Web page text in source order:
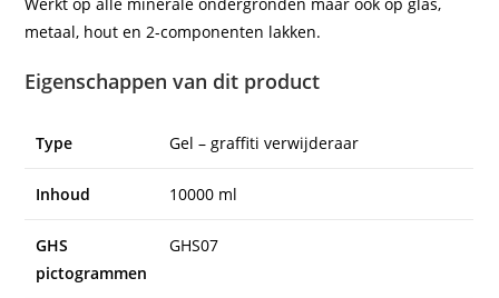
metaal, hout en 2-componenten lakken.
Eigenschappen van dit product
Type Gel – graffiti verwijderaar
Inhoud 10000 ml
GHS
pictogrammen
GHS07